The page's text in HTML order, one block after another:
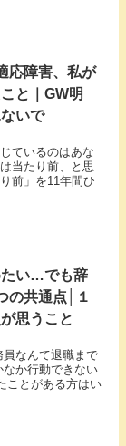
応障害、私が
と｜GW明
いで
ているのはあな
当たり前、と思
前」を11年間ひ
たい…でも辞
の共通点│１
思うこと
なんて退職まで
か行動できない
ことがある方はい